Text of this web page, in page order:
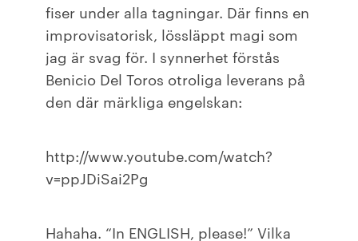
fiser under alla tagningar. Där finns en
improvisatorisk, lössläppt magi som
jag är svag för. I synnerhet förstås
Benicio Del Toros otroliga leverans på
den där märkliga engelskan:
http://www.youtube.com/watch?
v=ppJDiSai2Pg
Hahaha. “In ENGLISH, please!” Vilka